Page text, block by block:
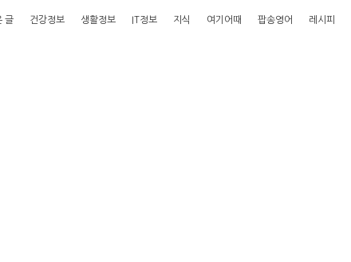
글 건강정보 생활정보 IT정보 지식 여기어때 팝송영어 레시피